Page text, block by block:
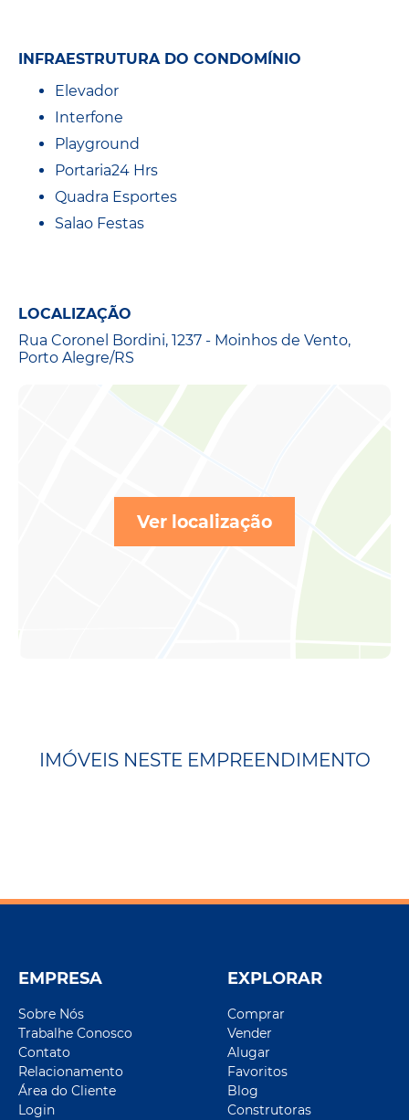
INFRAESTRUTURA DO CONDOMÍNIO
Elevador
Interfone
Playground
Portaria24 Hrs
Quadra Esportes
Salao Festas
LOCALIZAÇÃO
Rua Coronel Bordini, 1237 - Moinhos de Vento,
Porto Alegre/RS
Ver localização
IMÓVEIS NESTE EMPREENDIMENTO
EMPRESA
Sobre Nós
Trabalhe Conosco
Contato
Relacionamento
Área do Cliente
Login
EXPLORAR
Comprar
Vender
Alugar
Favoritos
Blog
Construtoras